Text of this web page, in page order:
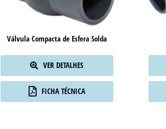
Válvula Compacta de Esfera Solda
VER DETALHES
FICHA TÉCNICA